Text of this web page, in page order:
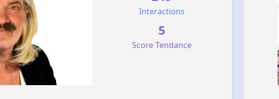
Interactions
5
Score Tendance